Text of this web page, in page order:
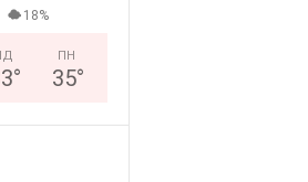
18%
°
ПН
35°